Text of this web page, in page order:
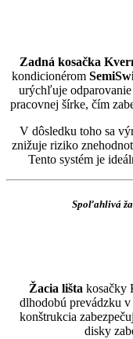
Zadná kosačka
kondicionérom
urýchľuje
pracovnej šírke, čím
V dôsledku toho sa
znižuje riziko
Tento systém je
Spoľahlivá
Žacia lištakosačky
dlhodobú prevádzku
konštrukcia
disky